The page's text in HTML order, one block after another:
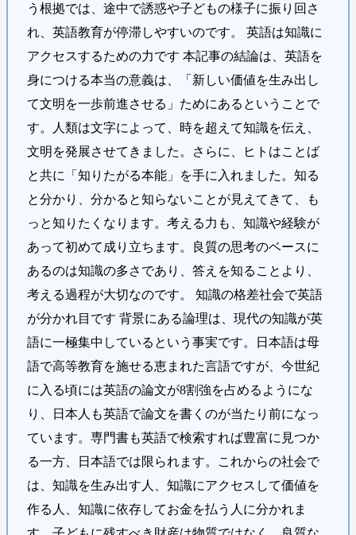
う根拠では、途中で誘惑や子どもの様子に振り回さ
れ、英語教育が停滞しやすいのです。 英語は知識に
アクセスするための力です 本記事の結論は、英語を
身につける本当の意義は、「新しい価値を生み出し
て文明を一歩前進させる」ためにあるということで
す。人類は文字によって、時を超えて知識を伝え、
文明を発展させてきました。さらに、ヒトはことば
と共に「知りたがる本能」を手に入れました。知る
と分かり、分かると知らないことが見えてきて、も
っと知りたくなります。考える力も、知識や経験が
あって初めて成り立ちます。良質の思考のベースに
あるのは知識の多さであり、答えを知ることより、
考える過程が大切なのです。 知識の格差社会で英語
が分かれ目です 背景にある論理は、現代の知識が英
語に一極集中しているという事実です。日本語は母
語で高等教育を施せる恵まれた言語ですが、今世紀
に入る頃には英語の論文が8割強を占めるようにな
り、日本人も英語で論文を書くのが当たり前になっ
ています。専門書も英語で検索すれば豊富に見つか
る一方、日本語では限られます。これからの社会で
は、知識を生み出す人、知識にアクセスして価値を
作る人、知識に依存してお金を払う人に分かれま